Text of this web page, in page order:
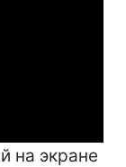
на экране